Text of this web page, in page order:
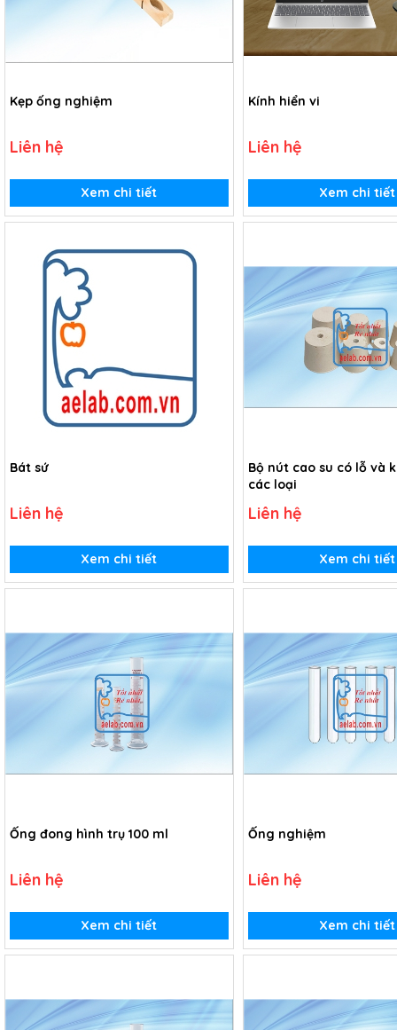
Kẹp ống nghiệm
Liên hệ
Xem chi tiết
Kính hiển vi
Liên hệ
Xem chi tiết
Bát sứ
Liên hệ
Xem chi tiết
Bộ nút cao su có lỗ và
các loại
Liên hệ
Xem chi tiết
Ống đong hình trụ 100 ml
Liên hệ
Xem chi tiết
Ống nghiệm
Liên hệ
Xem chi tiết